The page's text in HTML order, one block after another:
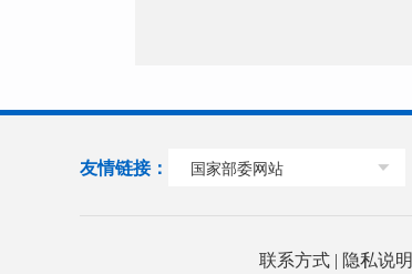
友情链接： 国家部委网站
联系方式 | 隐私说明